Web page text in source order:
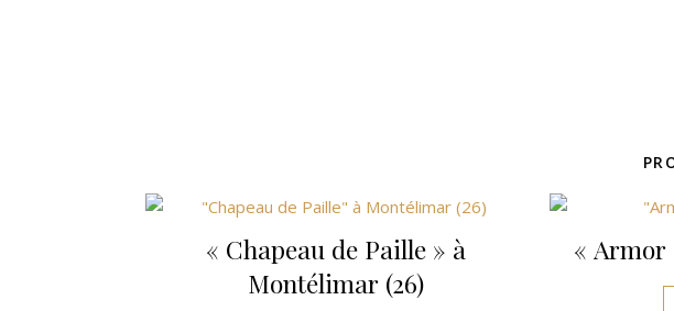
« Chapeau de Paille » à
Montélimar (26)
« Armor